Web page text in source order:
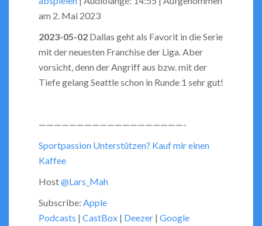
RSS FEED
EMBED
am 2. Mai 2023
2023-05-02 Dallas geht als Favorit in die Serie
mit der neuesten Franchise der Liga. Aber
vorsicht, denn der Angriff aus bzw. mit der
Tiefe gelang Seattle schon in Runde 1 sehr gut!
———————————————————-
Sportpassion Unterstützen? Kauf mir einen
Kaffee
Host@Lars_Mah
Subscribe: Apple
Podcasts | CastBox | Deezer | Google